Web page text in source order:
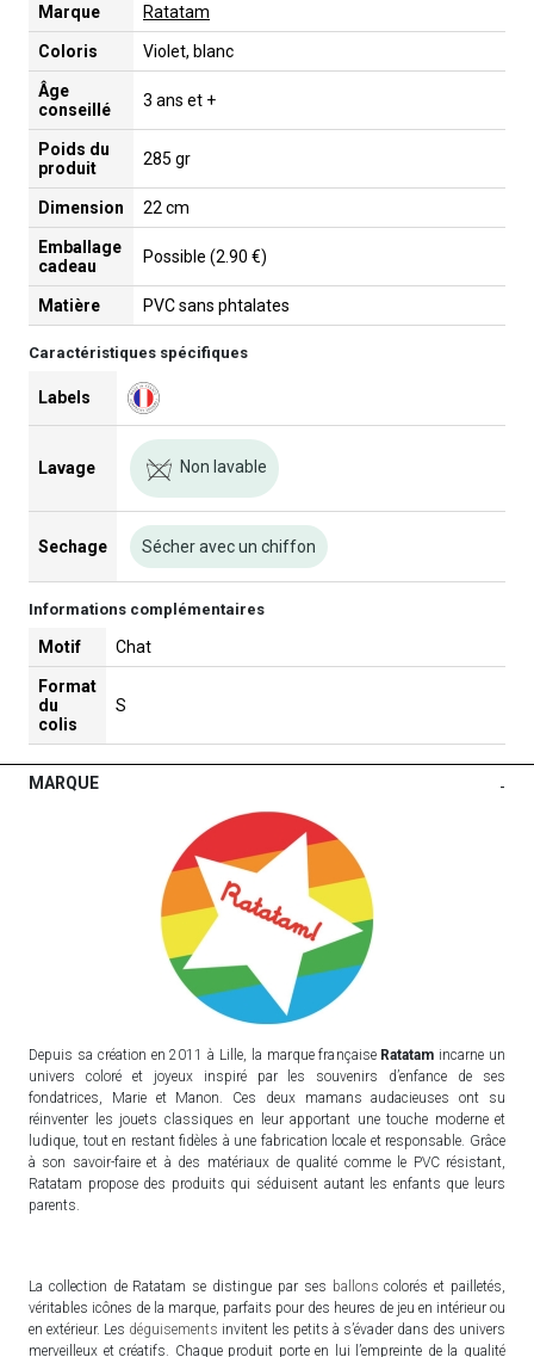
Marque Ratatam
Coloris Violet, blanc
Âge
conseillé
3 ans et +
Poids du
produit
285 gr
Dimension 22 cm
Emballage
cadeau
Possible (2.90 €)
Matière PVC sans phtalates
Caractéristiques spécifiques
Labels
Lavage Non lavable
Sechage Sécher avec un chiffon
Informations complémentaires
Motif Chat
Format
du
colis
S
MARQUE -
Depuis sa création en 2011 à Lille, la marque française Ratatam incarne un
univers coloré et joyeux inspiré par les souvenirs d’enfance de ses
fondatrices, Marie et Manon. Ces deux mamans audacieuses ont su
réinventer les jouets classiques en leur apportant une touche moderne et
ludique, tout en restant fidèles à une fabrication locale et responsable. Grâce
à son savoir-faire et à des matériaux de qualité comme le PVC résistant,
Ratatam propose des produits qui séduisent autant les enfants que leurs
parents.
La collection de Ratatam se distingue par ses ballons colorés et pailletés,
véritables icônes de la marque, parfaits pour des heures de jeu en intérieur ou
en extérieur. Les déguisements invitent les petits à s’évader dans des univers
merveilleux et créatifs. Chaque produit porte en lui l’empreinte de la qualité